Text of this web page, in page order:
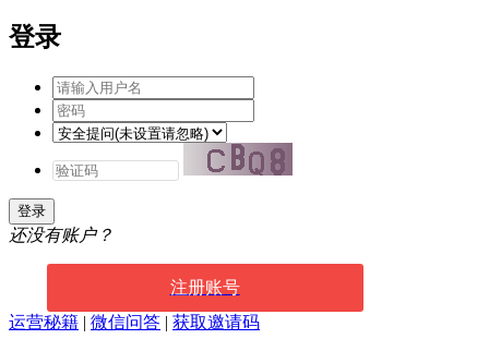
登录
登录
还没有账户？
注册账号
运营秘籍 | 微信问答 | 获取邀请码